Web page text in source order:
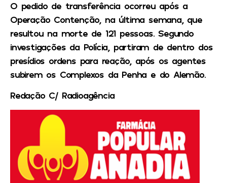
O pedido de transferência ocorreu após a
Operação Contenção, na última semana, que
resultou na morte de 121 pessoas. Segundo
investigações da Polícia, partiram de dentro dos
presídios ordens para reação, após os agentes
subirem os Complexos da Penha e do Alemão.
Redação C/ Radioagência